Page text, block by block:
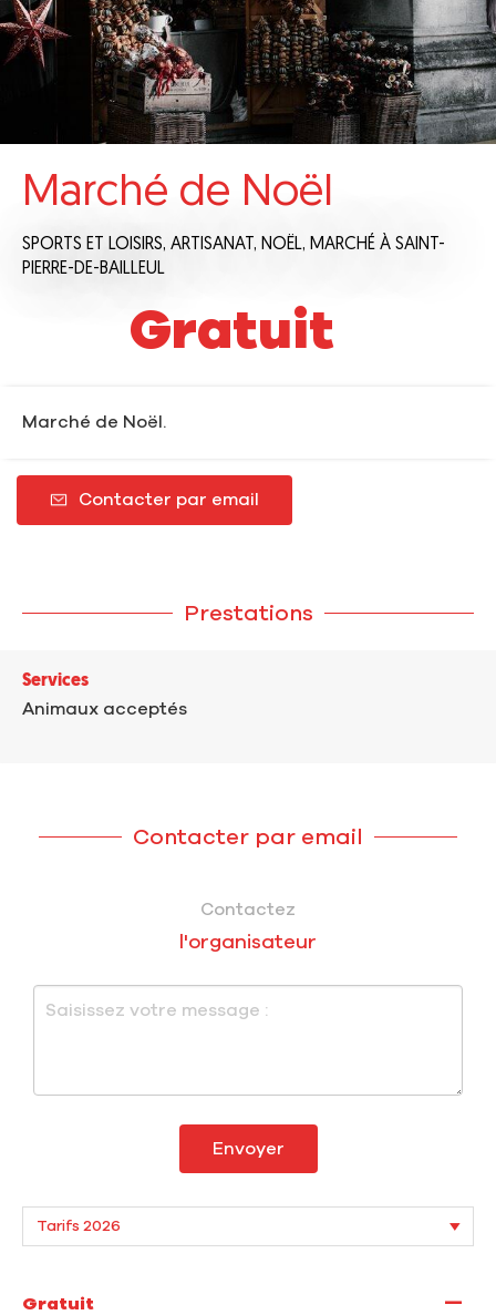
Marché de Noël
SPORTS ET LOISIRS, ARTISANAT, NOËL, MARCHÉ À SAINT-
PIERRE-DE-BAILLEUL
Gratuit
Marché de Noël.
Contacter par email
Prestations
Services
Animaux acceptés
Contacter par email
Contactez
l'organisateur
Envoyer
Gratuit —